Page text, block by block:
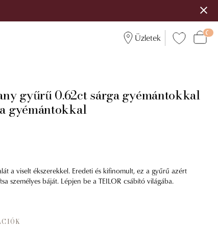
Üzletek
gyűrű 0.62ct sárga gyémántokkal
gyémántokkal
a viselt ékszerekkel. Eredeti és kifinomult, ez a gyűrű azért
személyes báját. Lépjen be a TEILOR csábító világába.